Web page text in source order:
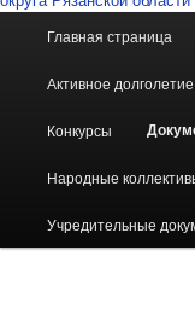
Главная страница
Активное долголетие
Конкурсы
Народные
Учредительные